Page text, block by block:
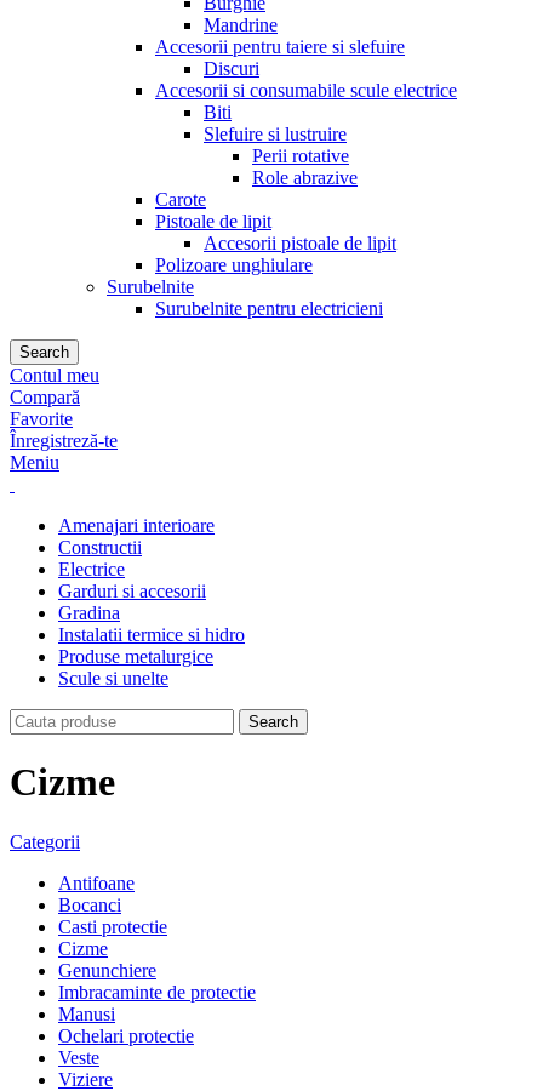
Mandrine
Accesorii pentru taiere si slefuire
Discuri
Accesorii si consumabile scule electrice
Biti
Slefuire si lustruire
Perii rotative
Role abrazive
Carote
Pistoale de lipit
Accesorii pistoale de lipit
Polizoare unghiulare
Surubelnite
Surubelnite pentru electricieni
Search
Contul meu
Compară
Favorite
Înregistreză-te
Meniu
Amenajari interioare
Constructii
Electrice
Garduri si accesorii
Gradina
Instalatii termice si hidro
Produse metalurgice
Scule si unelte
Search
Cizme
Categorii
Antifoane
Bocanci
Casti protectie
Cizme
Genunchiere
Imbracaminte de protectie
Manusi
Ochelari protectie
Veste
Viziere